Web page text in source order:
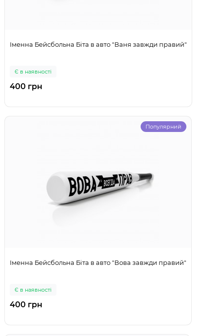
Іменна Бейсбольна Біта в авто "Ваня завжди правий"
Є в наявності
400 грн
Популярний
Іменна Бейсбольна Біта в авто "Вова завжди правий"
Є в наявності
400 грн